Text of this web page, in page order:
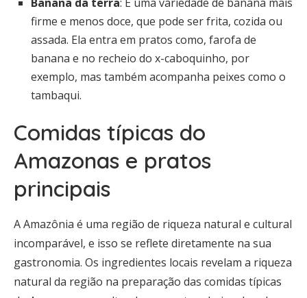
firme e menos doce, que pode ser frita, cozida ou
assada. Ela entra em pratos como, farofa de
banana e no recheio do x-caboquinho, por
exemplo, mas também acompanha peixes como o
tambaqui.
Comidas típicas do
Amazonas e pratos
principais
A Amazônia é uma região de riqueza natural e cultural
incomparável, e isso se reflete diretamente na sua
gastronomia. Os ingredientes locais revelam a riqueza
natural da região na preparação das comidas típicas